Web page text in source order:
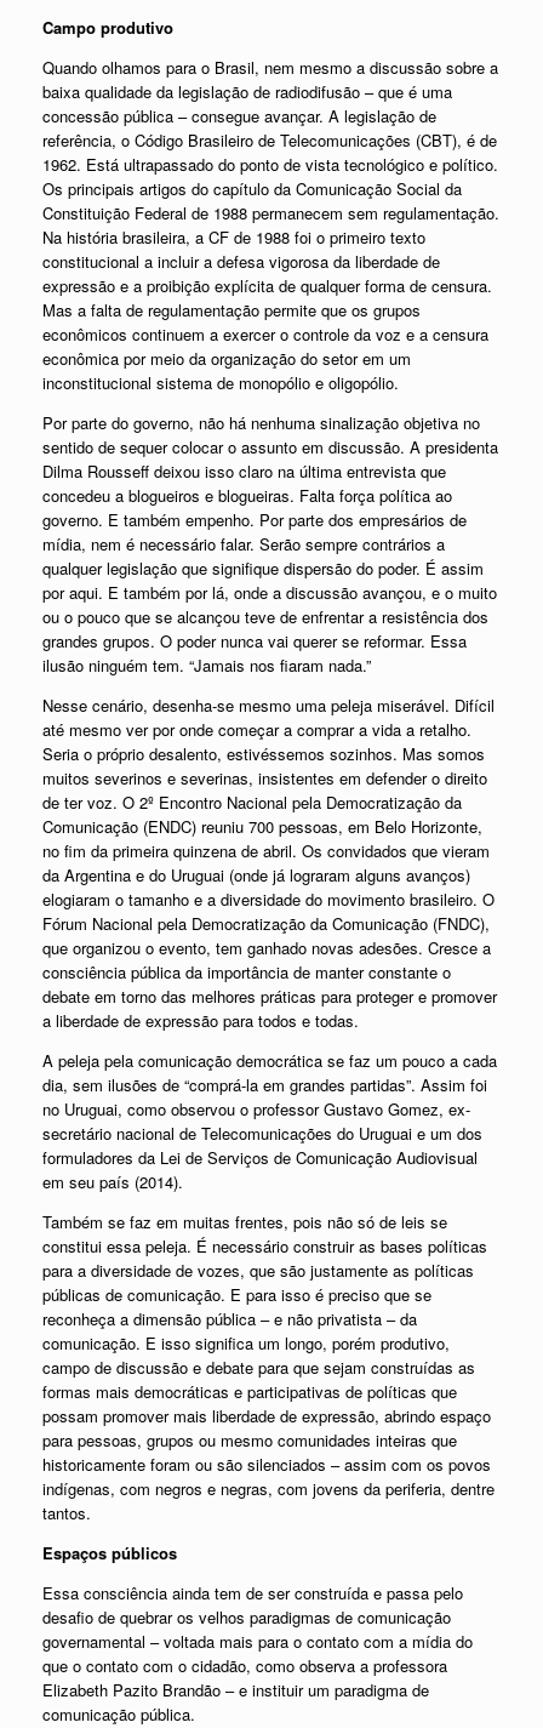
Campo produtivo
Quando olhamos para o Brasil, nem mesmo a discussão sobre a
baixa qualidade da legislação de radiodifusão – que é uma
concessão pública – consegue avançar. A legislação de
referência, o Código Brasileiro de Telecomunicações (CBT), é de
1962. Está ultrapassado do ponto de vista tecnológico e político.
Os principais artigos do capítulo da Comunicação Social da
Constituição Federal de 1988 permanecem sem regulamentação.
Na história brasileira, a CF de 1988 foi o primeiro texto
constitucional a incluir a defesa vigorosa da liberdade de
expressão e a proibição explícita de qualquer forma de censura.
Mas a falta de regulamentação permite que os grupos
econômicos continuem a exercer o controle da voz e a censura
econômica por meio da organização do setor em um
inconstitucional sistema de monopólio e oligopólio.
Por parte do governo, não há nenhuma sinalização objetiva no
sentido de sequer colocar o assunto em discussão. A presidenta
Dilma Rousseff deixou isso claro na última entrevista que
concedeu a blogueiros e blogueiras. Falta força política ao
governo. E também empenho. Por parte dos empresários de
mídia, nem é necessário falar. Serão sempre contrários a
qualquer legislação que signifique dispersão do poder. É assim
por aqui. E também por lá, onde a discussão avançou, e o muito
ou o pouco que se alcançou teve de enfrentar a resistência dos
grandes grupos. O poder nunca vai querer se reformar. Essa
ilusão ninguém tem. “Jamais nos fiaram nada.”
Nesse cenário, desenha-se mesmo uma peleja miserável. Difícil
até mesmo ver por onde começar a comprar a vida a retalho.
Seria o próprio desalento, estivéssemos sozinhos. Mas somos
muitos severinos e severinas, insistentes em defender o direito
de ter voz. O 2º Encontro Nacional pela Democratização da
Comunicação (ENDC) reuniu 700 pessoas, em Belo Horizonte,
no fim da primeira quinzena de abril. Os convidados que vieram
da Argentina e do Uruguai (onde já lograram alguns avanços)
elogiaram o tamanho e a diversidade do movimento brasileiro. O
Fórum Nacional pela Democratização da Comunicação (FNDC),
que organizou o evento, tem ganhado novas adesões. Cresce a
consciência pública da importância de manter constante o
debate em torno das melhores práticas para proteger e promover
a liberdade de expressão para todos e todas.
A peleja pela comunicação democrática se faz um pouco a cada
dia, sem ilusões de “comprá-la em grandes partidas”. Assim foi
no Uruguai, como observou o professor Gustavo Gomez, ex-
secretário nacional de Telecomunicações do Uruguai e um dos
formuladores da Lei de Serviços de Comunicação Audiovisual
em seu país (2014).
Também se faz em muitas frentes, pois não só de leis se
constitui essa peleja. É necessário construir as bases políticas
para a diversidade de vozes, que são justamente as políticas
públicas de comunicação. E para isso é preciso que se
reconheça a dimensão pública – e não privatista – da
comunicação. E isso significa um longo, porém produtivo,
campo de discussão e debate para que sejam construídas as
formas mais democráticas e participativas de políticas que
possam promover mais liberdade de expressão, abrindo espaço
para pessoas, grupos ou mesmo comunidades inteiras que
historicamente foram ou são silenciados – assim com os povos
indígenas, com negros e negras, com jovens da periferia, dentre
tantos.
Espaços públicos
Essa consciência ainda tem de ser construída e passa pelo
desafio de quebrar os velhos paradigmas de comunicação
governamental – voltada mais para o contato com a mídia do
que o contato com o cidadão, como observa a professora
Elizabeth Pazito Brandão – e instituir um paradigma de
comunicação pública.